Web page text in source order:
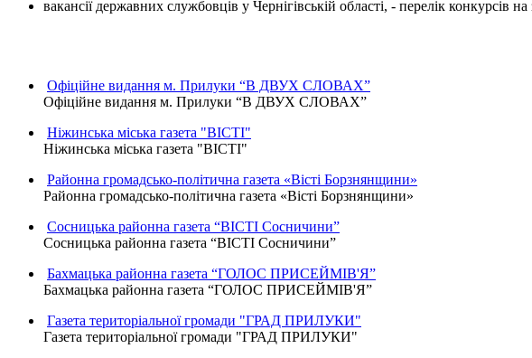
вакансії державних службовців у Чернігівській області, - перелік
Офіційне видання м. Прилуки “В ДВУХ СЛОВАХ”
Офіційне видання м. Прилуки “В ДВУХ СЛОВАХ”
Ніжинська міська газета "ВІСТІ"
Ніжинська міська газета "ВІСТІ"
Районна громадсько-політична газета «Вісті Борзнянщини»
Районна громадсько-політична газета «Вісті Борзнянщини»
Сосницька районна газета “ВІСТІ Сосничини”
Сосницька районна газета “ВІСТІ Сосничини”
Бахмацька районна газета “ГОЛОС ПРИСЕЙМІВ'Я”
Бахмацька районна газета “ГОЛОС ПРИСЕЙМІВ'Я”
Газета територіальної громади "ГРАД ПРИЛУКИ"
Газета територіальної громади "ГРАД ПРИЛУКИ"